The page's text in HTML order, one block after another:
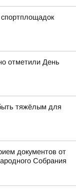
отметили День
тяжёлым для
документов от
Собрания